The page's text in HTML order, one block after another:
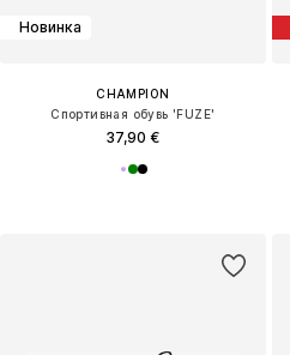
Новинка
CHAMPION
Спортивная обувь 'FUZE'
37,90 €